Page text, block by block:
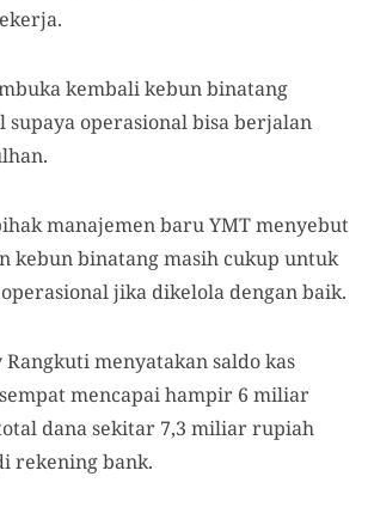
kembali kebun binatang
supaya operasional bisa berjalan
manajemen baru YMT menyebut
kebun binatang masih cukup untuk
jika dikelola dengan baik.
Rangkuti menyatakan saldo kas
mencapai hampir 6 miliar
dana sekitar 7,3 miliar rupiah
rekening bank.